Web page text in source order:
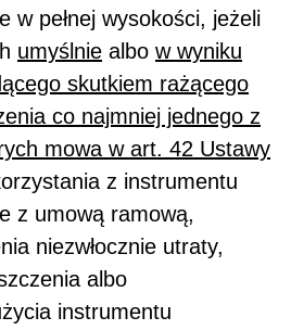
w pełnej wysokości, jeżeli
umyślnie albo w wyniku
skutkiem rażącego
co najmniej jednego z
mowa w art. 42 Ustawy
z instrumentu
z umową ramową,
niezwłocznie utraty,
albo
instrumentu